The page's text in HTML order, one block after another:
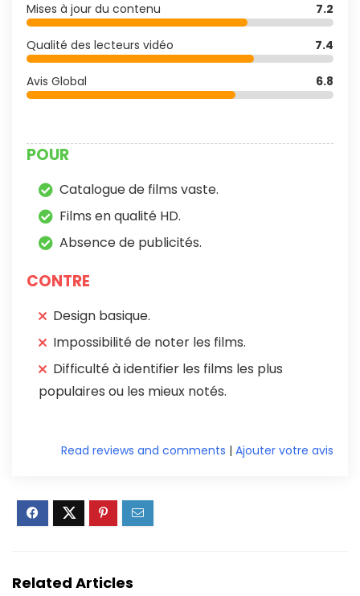
Mises à jour du contenu 7.2
Qualité des lecteurs vidéo 7.4
Avis Global 6.8
POUR
Catalogue de films vaste.
Films en qualité HD.
Absence de publicités.
CONTRE
Design basique.
Impossibilité de noter les films.
Difficulté à identifier les films les plus
populaires ou les mieux notés.
Ajouter votre avis
|
Read reviews and comments
Related Articles